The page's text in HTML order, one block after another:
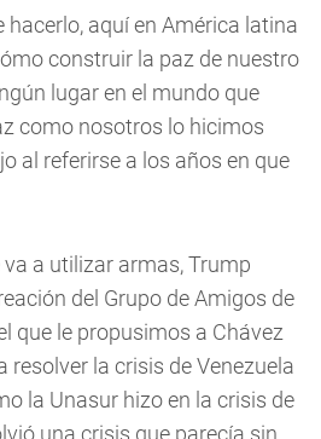
hacerlo, aquí en América latina
construir la paz de nuestro
lugar en el mundo que
como nosotros lo hicimos
al referirse a los años en que
va a utilizar armas, Trump
del Grupo de Amigos de
que le propusimos a Chávez
resolver la crisis de Venezuela
la Unasur hizo en la crisis de
una crisis que parecía sin